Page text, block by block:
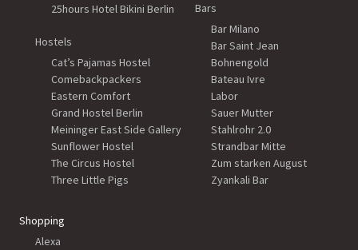
25hours Hotel Bikini Berlin
Hostels
Cat’s Pajamas Hostel
Comebackpackers
Eastern Comfort
Grand Hostel Berlin
Meininger East Side Gallery
Sunflower Hostel
The Circus Hostel
Three Little Pigs
Bars
Bar Milano
Bar Saint Jean
Bohnengold
Bateau Ivre
Labor
Sauer Mutter
Stahlrohr 2.0
Strandbar Mitte
Zum starken August
Zyankali Bar
Shopping
Alexa